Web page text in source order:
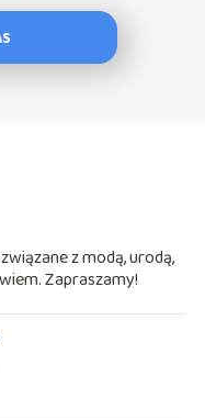
z modą, urodą,
Zapraszamy!